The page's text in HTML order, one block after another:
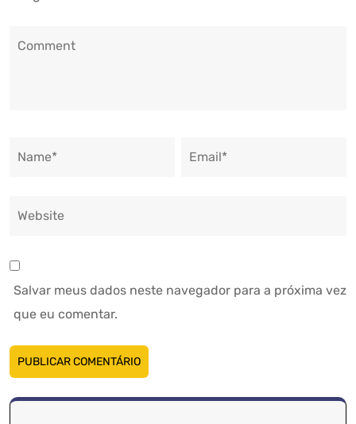
Salvar meus dados neste navegador para a próxima vez
que eu comentar.